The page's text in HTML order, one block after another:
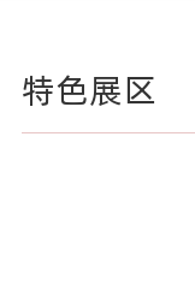
特色展区